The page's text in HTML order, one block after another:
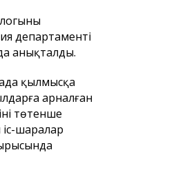
департаменті
анықталды.
қылмысқа
арналған
төтенше
шаралар